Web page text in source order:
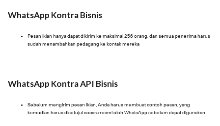
WhatsApp Kontra Bisnis
Pesan iklan hanya dapat dikirim ke maksimal 256 orang, dan semua penerima harus
sudah menambahkan pedagang ke kontak mereka
WhatsApp Kontra API Bisnis
Sebelum mengirim pesan iklan, Anda harus membuat contoh pesan, yang
kemudian harus disetujui secara resmi oleh WhatsApp sebelum dapat digunakan